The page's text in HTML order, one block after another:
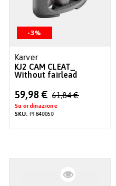
-3%
Karver
KJ2 CAM CLEAT_
Without fairlead
Special
Price
59,98 € 61,84 €
Su ordinazione
SKU: PF840050